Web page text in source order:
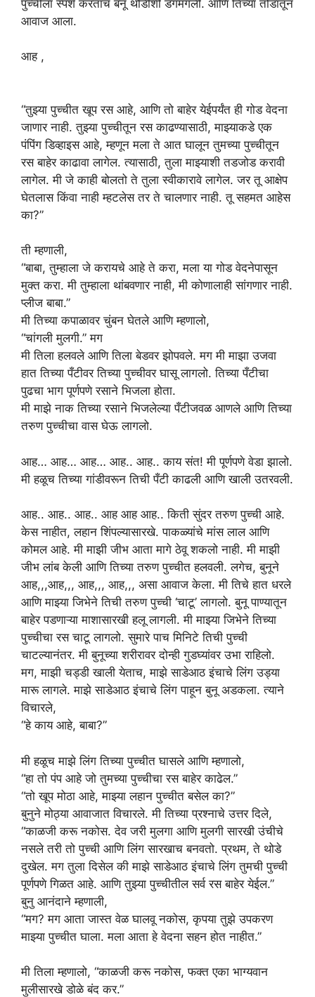
पुच्चीला स्पर्श करताच बनू थोडीशी डगमगली. आणि तिच्या तोंडातून
आवाज आला.
आह ,
“तुझ्या पुच्चीत खूप रस आहे, आणि तो बाहेर येईपर्यंत ही गोड वेदना
जाणार नाही. तुझ्या पुच्चीतून रस काढण्यासाठी, माझ्याकडे एक
पंपिंग डिव्हाइस आहे, म्हणून मला ते आत घालून तुमच्या पुच्चीतून
रस बाहेर काढावा लागेल. त्यासाठी, तुला माझ्याशी तडजोड करावी
लागेल. मी जे काही बोलतो ते तुला स्वीकारावे लागेल. जर तू आक्षेप
घेतलास किंवा नाही म्हटलेस तर ते चालणार नाही. तू सहमत आहेस
का?”
ती म्हणाली,
“बाबा, तुम्हाला जे करायचे आहे ते करा, मला या गोड वेदनेपासून
मुक्त करा. मी तुम्हाला थांबवणार नाही, मी कोणालाही सांगणार नाही.
प्लीज बाबा.”
मी तिच्या कपाळावर चुंबन घेतले आणि म्हणालो,
“चांगली मुलगी.” मग
मी तिला हलवले आणि तिला बेडवर झोपवले. मग मी माझा उजवा
हात तिच्या पँटीवर तिच्या पुच्चीवर घासू लागलो. तिच्या पँटीचा
पुढचा भाग पूर्णपणे रसाने भिजला होता.
मी माझे नाक तिच्या रसाने भिजलेल्या पँटीजवळ आणले आणि तिच्या
तरुण पुच्चीचा वास घेऊ लागलो.
आह… आह… आह… आह.. आह.. काय संत! मी पूर्णपणे वेडा झालो.
मी हळूच तिच्या गांडीवरून तिची पँटी काढली आणि खाली उतरवली.
आह.. आह.. आह.. आह आह आह.. किती सुंदर तरुण पुच्ची आहे.
केस नाहीत, लहान शिंपल्यासारखे. पाकळ्यांचे मांस लाल आणि
कोमल आहे. मी माझी जीभ आता मागे ठेवू शकलो नाही. मी माझी
जीभ लांब केली आणि तिच्या तरुण पुच्चीत हलवली. लगेच, बुनूने
आह,,,आह,,, आह,,, आह,,, असा आवाज केला. मी तिचे हात धरले
आणि माझ्या जिभेने तिची तरुण पुच्ची ‘चाटू’ लागलो. बुनू पाण्यातून
बाहेर पडणाऱ्या माशासारखी हलू लागली. मी माझ्या जिभेने तिच्या
पुच्चीचा रस चाटू लागलो. सुमारे पाच मिनिटे तिची पुच्ची
चाटल्यानंतर. मी बुनूच्या शरीरावर दोन्ही गुडघ्यांवर उभा राहिलो.
मग, माझी चड्डी खाली येताच, माझे साडेआठ इंचाचे लिंग उड्या
मारू लागले. माझे साडेआठ इंचाचे लिंग पाहून बुनू अडकला. त्याने
विचारले,
“हे काय आहे, बाबा?”
मी हळूच माझे लिंग तिच्या पुच्चीत घासले आणि म्हणालो,
“हा तो पंप आहे जो तुमच्या पुच्चीचा रस बाहेर काढेल.”
“तो खूप मोठा आहे, माझ्या लहान पुच्चीत बसेल का?”
बुनुने मोठ्या आवाजात विचारले. मी तिच्या प्रश्नाचे उत्तर दिले,
“काळजी करू नकोस. देव जरी मुलगा आणि मुलगी सारखी उंचीचे
नसले तरी तो पुच्ची आणि लिंग सारखाच बनवतो. प्रथम, ते थोडे
दुखेल. मग तुला दिसेल की माझे साडेआठ इंचाचे लिंग तुमची पुच्ची
पूर्णपणे गिळत आहे. आणि तुझ्या पुच्चीतील सर्व रस बाहेर येईल.”
बुनु आनंदाने म्हणाली,
“मग? मग आता जास्त वेळ घालवू नकोस, कृपया तुझे उपकरण
माझ्या पुच्चीत घाला. मला आता हे वेदना सहन होत नाहीत.”
मी तिला म्हणालो, “काळजी करू नकोस, फक्त एका भाग्यवान
मुलीसारखे डोळे बंद कर.”